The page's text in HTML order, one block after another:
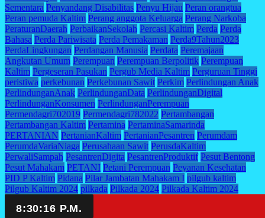
Sementara Penyandang Disabilitas Penyu Hijau Peran orangtua
Peran pemuda Kaltim Perang anggota Keluarga Perang Narkoba
PeraturanDaerah PerbaikanSekolah Percasi Kaltim Perda Perda
Bahasa Perda Pariwisata Perda Pemakaman Perda9Tahun2023
PerdaLingkungan Perdangan Manusia Perdata Peremajaan
Angkutan Umum Perempuan Perempuan Berpolitik Perempuan
Kaltim Pergeseran Pasukan Pergub Media Kaltim Perguruan Tinggi
peristiwa perkebunan Perkebunan Sawit Perkim Perlindungan Anak
PerlindunganAnak PerlindunganData PerlindunganDigital
PerlindunganKonsumen PerlindunganPerempuan
Permendagri702019 Permendagri782022 Pertambangan
Pertambangan Kaltim Pertamina PertaminaSamarinda
PERTANIAN PertanianKaltim PertanianPesantren Perumdam
PerumdaVariaNiaga Perusahaan Sawit PerusdaKaltim
PerwaliSampah PesantrenDigita PesantrenProduktif Pesut Bentong
Pesut Mahakam PETANI Petani Perempuan Peyanan Kesehatan
PID P Kaltim Pidana Pilar Jambatan Mahakam I pilgub kaltim
Pilgub Kaltim 2024 pilkada Pilkada 2024 Pilkada Kaltim 2024
Pita Asmara PJ Gubernur